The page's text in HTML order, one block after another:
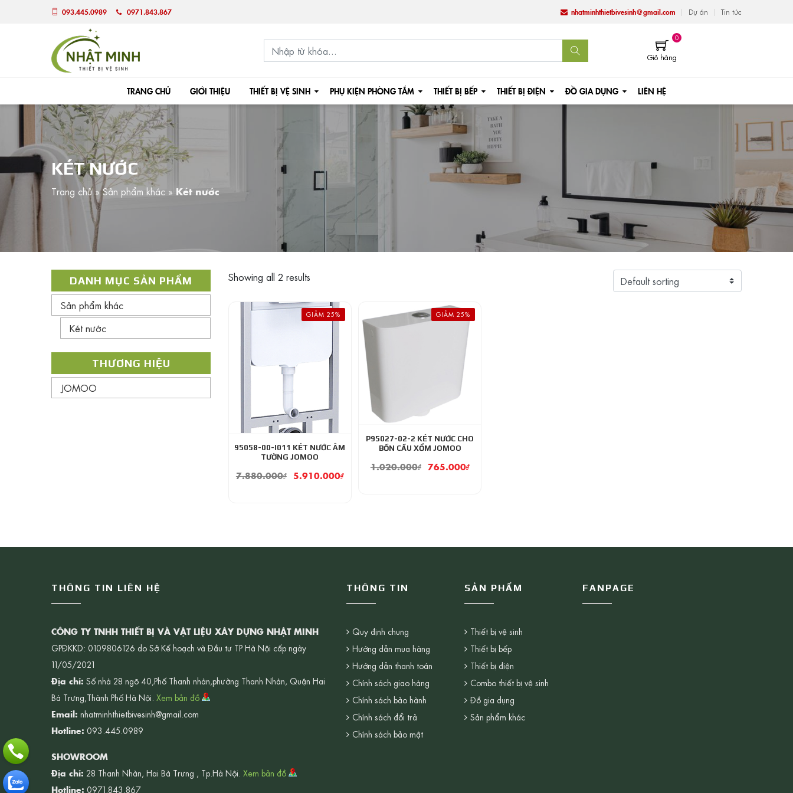
093.445.0989 0971.843.867 nhatminhthietbivesinh@gmail.com Dự án Tin tức
0
Giỏ hàng
TRANG CHỦ GIỚI THIỆU THIẾT BỊ VỆ SINH PHỤ KIỆN PHÒNG TẮM THIẾT BỊ BẾP THIẾT BỊ ĐIỆN ĐỒ GIA DỤNG LIÊN HỆ
KÉT NƯỚC
Trang chủ»Sản phẩm khác » Két nước
DANH MỤC SẢN PHẨM
Sản phẩm khác
Két nước
THƯƠNG HIỆU
JOMOO
Showing all 2 results
GIẢM 25%
95058-00-I011 KÉT NƯỚC ÂM
TƯỜNG JOMOO
7.880.000₫ 5.910.000₫
GIẢM 25%
P95027-02-2 KÉT NƯỚC CHO
BỒN CẦU XỔM JOMOO
1.020.000₫ 765.000₫
THÔNG TIN LIÊN HỆ
CÔNG TY TNHH THIẾT BỊ VÀ VẬT LIỆU XÂY DỰNG NHẬT MINH
GPĐKKD: 0109806126 do Sở Kế hoạch và Đầu tư TP Hà Nội cấp ngày
11/05/2021
Địa chỉ: Số nhà 28 ngõ 40,Phố Thanh nhàn,phường Thanh Nhàn, Quận Hai
Bà Trưng,Thành Phố Hà Nội. Xem bản đồ
Email: nhatminhthietbivesinh@gmail.com
Hotline: 093.445.0989
SHOWROOM
Địa chỉ: 28 Thanh Nhàn, Hai Bà Trưng , Tp.Hà Nội. Xem bản đồ
Hotline: 0971.843.867
THÔNG TIN
Quy định chung
Hướng dẫn mua hàng
Hướng dẫn thanh toán
Chính sách giao hàng
Chính sách bảo hành
Chính sách đổi trả
Chính sách bảo mật
SẢN PHẨM
Thiết bị vệ sinh
Thiết bị bếp
Thiết bị điện
Combo thiết bị vệ sinh
Đồ gia dụng
Sản phẩm khác
FANPAGE